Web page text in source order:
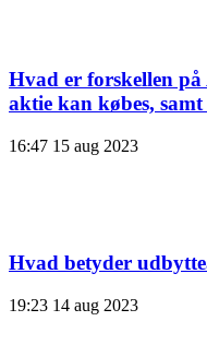
Hvad er forskellen
aktie kan købes,
16:47 15 aug 2023
Hvad betyder
19:23 14 aug 2023